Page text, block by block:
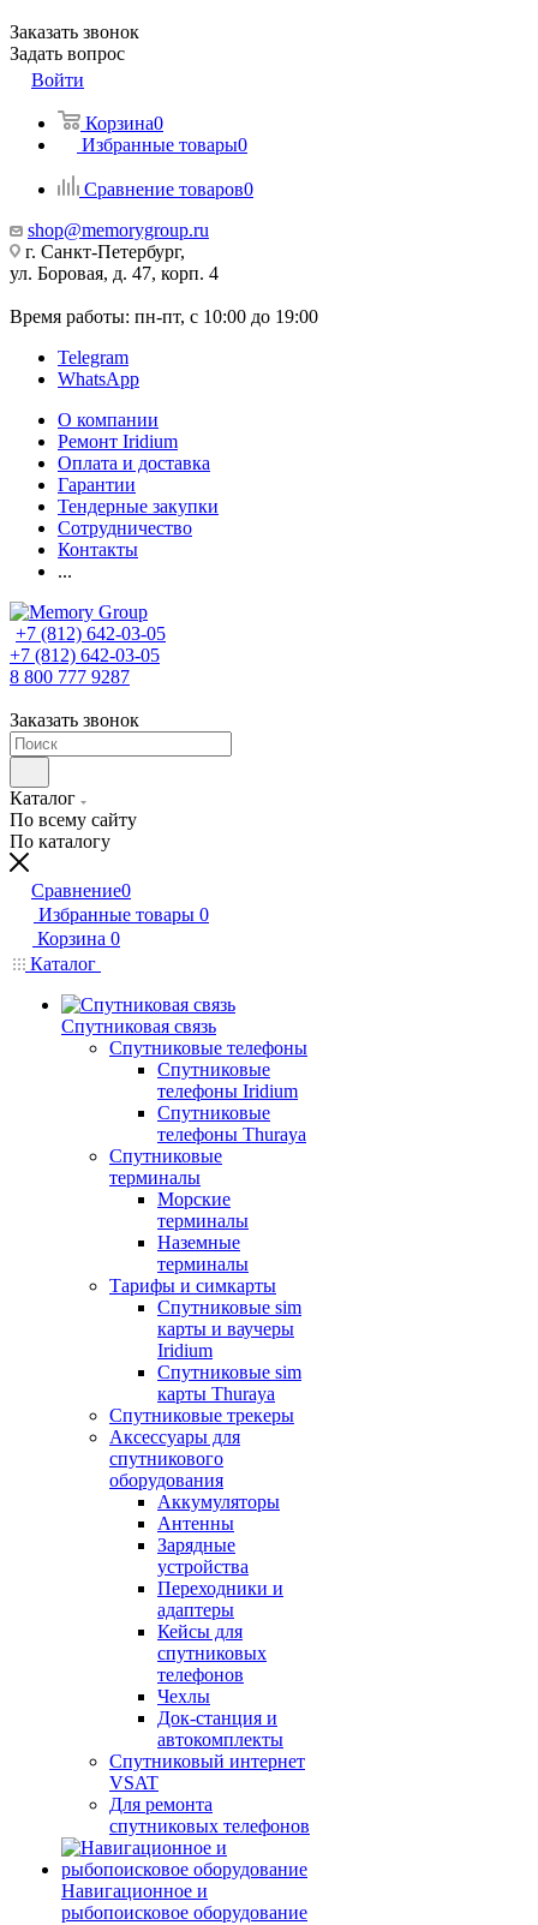
Заказать звонок
Задать вопрос
Войти
Корзина0
Избранные товары0
Сравнение товаров0
shop@memorygroup.ru
г. Санкт-Петербург,
ул. Боровая, д. 47, корп. 4
Время работы: пн-пт, с 10:00 до 19:00
Telegram
WhatsApp
О компании
Ремонт Iridium
Оплата и доставка
Гарантии
Тендерные закупки
Сотрудничество
Контакты
...
+7 (812) 642-03-05
+7 (812) 642-03-05
8 800 777 9287
Заказать звонок
Каталог
По всему сайту
По каталогу
Сравнение0
Избранные товары 0
Корзина 0
Каталог
Спутниковая связь
Спутниковые телефоны
Спутниковые
телефоны Iridium
Спутниковые
телефоны Thuraya
Спутниковые
терминалы
Морские
терминалы
Наземные
терминалы
Тарифы и симкарты
Спутниковые sim
карты и ваучеры
Iridium
Спутниковые sim
карты Thuraya
Спутниковые трекеры
Аксессуары для
спутникового
оборудования
Аккумуляторы
Антенны
Зарядные
устройства
Переходники и
адаптеры
Кейсы для
спутниковых
телефонов
Чехлы
Док-станция и
автокомплекты
Спутниковый интернет
VSAT
Для ремонта
спутниковых телефонов
Навигационное и
рыбопоисковое оборудование